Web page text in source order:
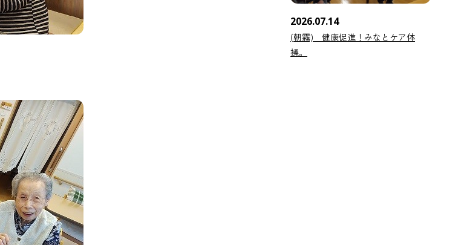
2026.07.14
(朝霧) 健康促進！みなとケア体
操。